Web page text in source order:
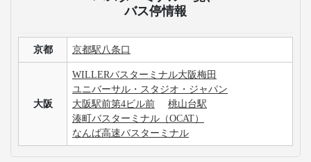
バス停情報
京都 京都駅八条口
大阪
WILLERバスターミナル大阪梅田
ユニバーサル・スタジオ・ジャパン
大阪駅前第4ビル前
桃山台駅
湊町バスターミナル（OCAT）
なんば高速バスターミナル